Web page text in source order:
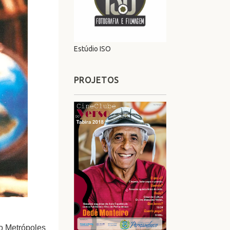
Metrópoles
Estúdio ISO
PROJETOS